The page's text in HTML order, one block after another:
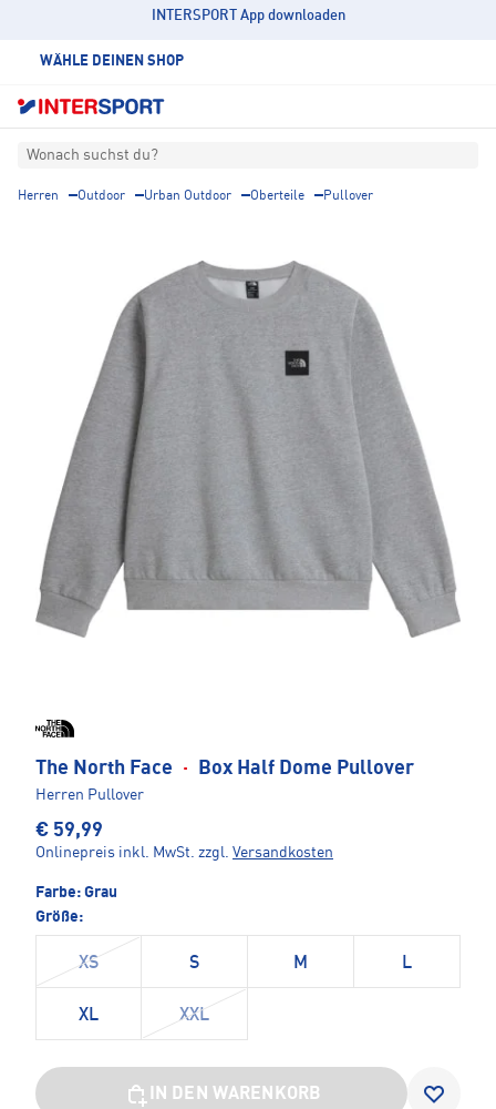
INTERSPORT App downloaden
WÄHLE DEINEN SHOP
Wonach suchst du?
Herren Outdoor Urban Outdoor Oberteile Pullover
The North Face · Box Half Dome Pullover
Herren Pullover
€ 59,99
Onlinepreis inkl. MwSt. zzgl. Versandkosten
Farbe: Grau
Größe:
XS S M L
XL XXL
IN DEN WARENKORB